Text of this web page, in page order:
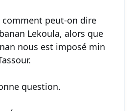
comment peut-on dire
Lekoula, alors que
nous est imposé min
question.